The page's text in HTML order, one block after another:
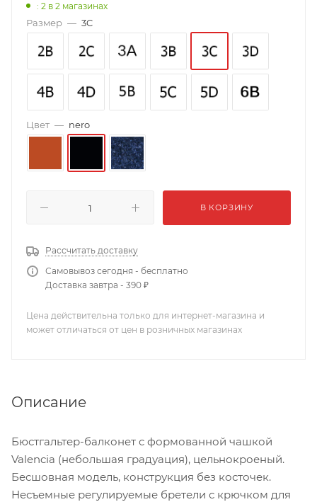
: 2 в 2 магазинах
Размер — 3C
Цвет — nero
В КОРЗИНУ
Рассчитать доставку
Самовывоз сегодня - бесплатно
Доставка завтра - 390 ₽
Цена действительна только для интернет-магазина и
может отличаться от цен в розничных магазинах
Описание
Бюстгальтер-балконет с формованной чашкой
Valencia (небольшая градуация), цельнокроеный.
Бесшовная модель, конструкция без косточек.
Несъемные регулируемые бретели с крючком для